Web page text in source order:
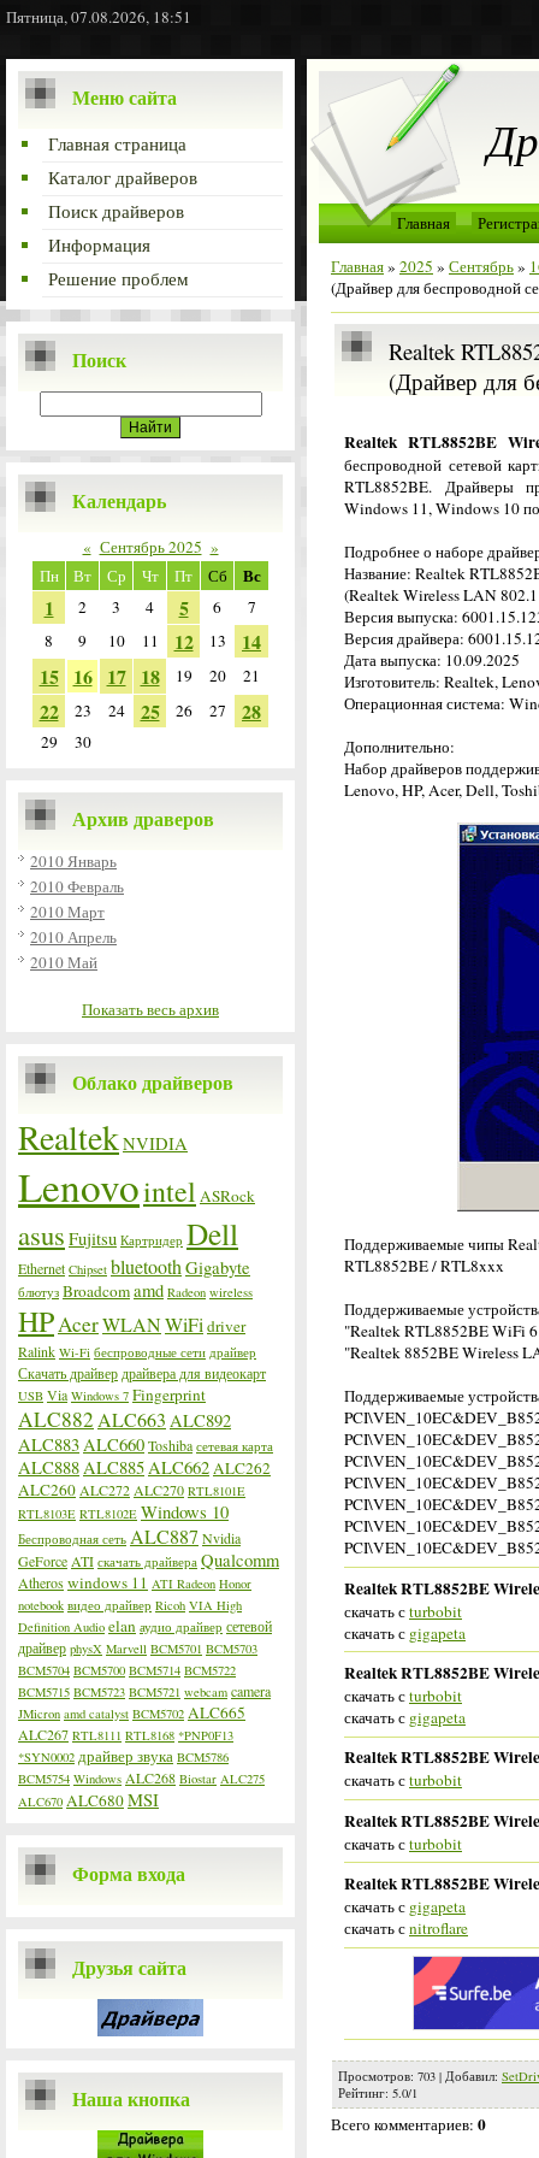
Пятница, 07.08.2026, 18:51
Меню сайта
Главная страница
Каталог драйверов
Поиск драйверов
Информация
Решение проблем
Поиск
Календарь
« Сентябрь 2025 »
Пн
Вт Ср Чт Пт Сб Вс
1 2 3 4 5 6
7
8
9 10 11 12 13
14
15 16 17 18 19 20 21
22 23 24 25 26 27 28
29 30
Архив драверов
2010 Январь
2010 Февраль
2010 Март
2010 Апрель
2010 Май
Показать весь архив
Облако драйверов
RealtekNVIDIA
Lenovointel ASRock
asus Fujitsu Картридер Dell
Ethernet Chipset bluetooth Gigabyte
блютуз Broadcomamd Radeon wireless
HPAcerWLANWiFi driver
Ralink Wi-Fi беспроводные сети драйвер
Скачать драйвер драйвера для видеокарт
USB Via Windows 7 Fingerprint
ALC882 ALC663 ALC892
ALC883ALC660Toshiba сетевая карта
ALC888ALC885ALC662ALC262
ALC260 ALC272 ALC270 RTL8101E
RTL8103E RTL8102E Windows 10
Беспроводная сеть ALC887 Nvidia
GeForce ATI скачать драйвера Qualcomm
Atheroswindows 11 ATI Radeon Honor
notebook видео драйвер Ricoh VIA High
Definition Audio elan аудио драйвер сетевой
драйвер physX Marvell BCM5701 BCM5703
BCM5704 BCM5700 BCM5714 BCM5722
BCM5715 BCM5723 BCM5721 webcam camera
JMicron amd catalyst BCM5702 ALC665
ALC267 RTL8111 RTL8168 *PNP0F13
*SYN0002 драйвер звука BCM5786
BCM5754 Windows ALC268 Biostar ALC275
ALC670 ALC680MSI
Форма входа
Друзья сайта
Наша кнопка
Главная
Главная» 2025 » Сентябрь»
(Драйвер для беспроводной
Realtek
(Драйвер для
Realtek RTL8852BE
беспроводной сетевой
RTL8852BE. Драйверы
Windows 11, Windows 10
Подробнее о наборе
Название: Realtek
(Realtek Wireless LAN
Версия выпуска:
Версия драйвера:
Дата выпуска: 10.09.2025
Изготовитель: Realtek,
Операционная система:
Дополнительно:
Набор драйверов
Lenovo, HP, Acer, Dell,
Поддерживаемые чипы
RTL8852BE / RTL8xxx
Поддерживаемые
"Realtek RTL8852BE WiFi
"Realtek 8852BE Wireless
Поддерживаемые
Realtek RTL8852BE
скачать сturbobit
скачать с gigapeta
Realtek RTL8852BE
скачать сturbobit
скачать с gigapeta
Realtek RTL8852BE
скачать сturbobit
Realtek RTL8852BE
скачать сturbobit
Realtek RTL8852BE
скачать с gigapeta
скачать сnitroflare
Просмотров: 703 | Добавил:
Рейтинг: 5.0/1
Всего комментариев: 0